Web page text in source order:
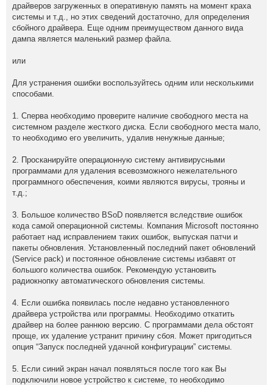
драйверов загруженных в оперативную память на момент краха
системы и т.д., но этих сведений достаточно, для определения
сбойного драйвера. Еще одним преимуществом данного вида
дампа является маленький размер файла.
или
Для устранения ошибки воспользуйтесь одним или несколькими
способами.
1. Сперва необходимо проверите наличие свободного места на
системном разделе жесткого диска. Если свободного места мало,
то необходимо его увеличить, удалив ненужные данные;
2. Просканируйте операционную систему антивирусными
программами для удаления всевозможного нежелательного
программного обеспечения, коими являются вирусы, трояны и
т.д.;
3. Большое количество BSoD появляется вследствие ошибок
кода самой операционной системы. Компания Microsoft постоянно
работает над исправлением таких ошибок, выпуская патчи и
пакеты обновления. Установленный последний пакет обновлений
(Service pack) и постоянное обновление системы избавят от
большого количества ошибок. Рекомендую установить
радиокнопку автоматического обновления системы.
4. Если ошибка появилась после недавно установленного
драйвера устройства или программы. Необходимо откатить
драйвер на более раннюю версию. С программами дела обстоят
проще, их удаление устранит причину сбоя. Может пригодиться
опция “Запуск последней удачной конфигурации” системы.
5. Если синий экран начал появляться после того как Вы
подключили новое устройство к системе, то необходимо